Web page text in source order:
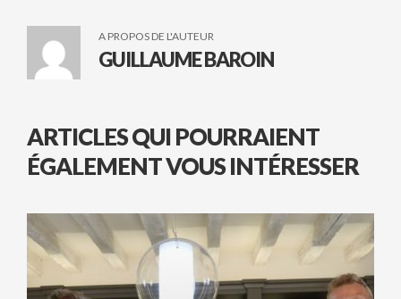
A PROPOS DE L'AUTEUR
GUILLAUME BAROIN
ARTICLES QUI POURRAIENT
ÉGALEMENT VOUS INTÉRESSER